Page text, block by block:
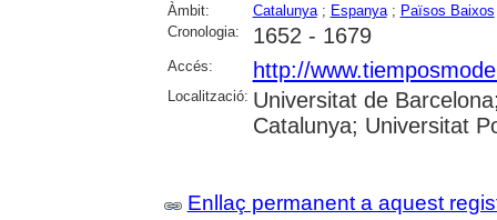
Àmbit:
Catalunya; Espanya; Països Baixos
Cronologia:
1652 - 1679
Accés: http://
Localització: Universitat de
Catalunya; Universitat
Enllaç permanent a aquest